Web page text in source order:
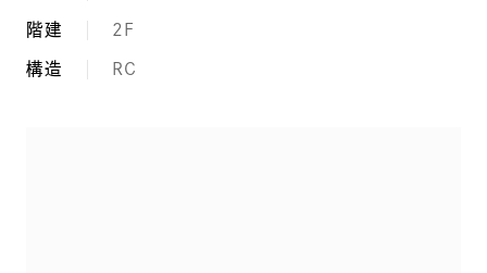
階建 2F
構造 RC